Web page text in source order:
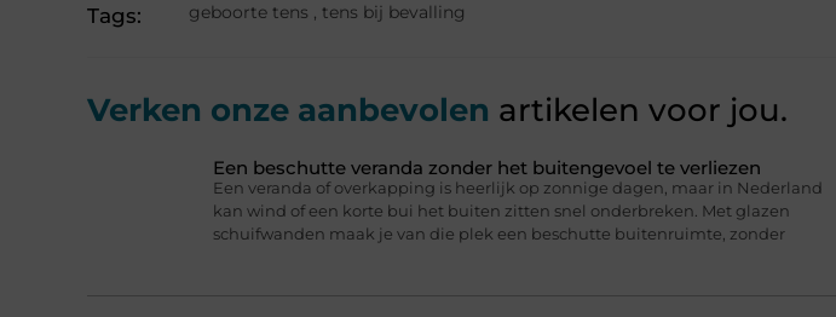
Tags: geboorte tens , tens bij bevalling
Verken onze aanbevolen artikelen voor jou.
Een beschutte veranda zonder het buitengevoel te verliezen
Een veranda of overkapping is heerlijk op zonnige dagen, maar in Nederland
kan wind of een korte bui het buiten zitten snel onderbreken. Met glazen
schuifwanden maak je van die plek een beschutte buitenruimte, zonder